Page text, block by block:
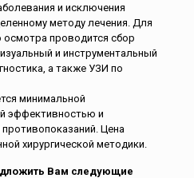
и исключения
методу лечения. Для
осмотра проводится сбор
и инструментальный
а также УЗИ по
минимальной
эффективностью и
Цена
хирургической методики.
Вам следующие